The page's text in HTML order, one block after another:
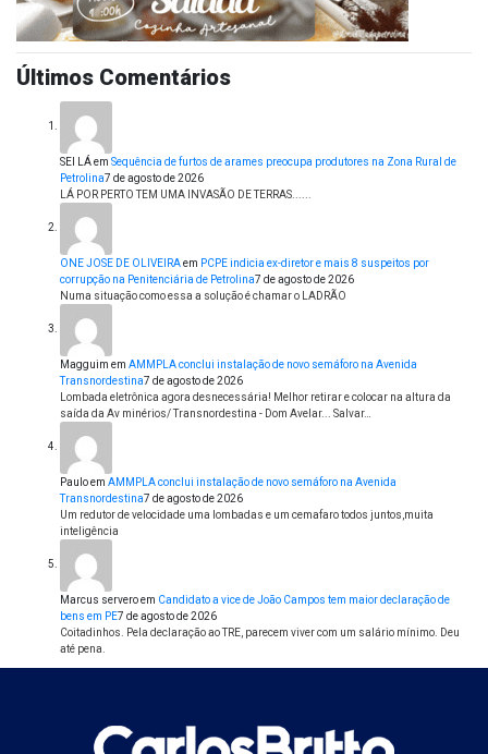
Últimos Comentários
SEI LÁem Sequência de furtos de arames preocupa produtores na Zona Rural de
Petrolina7 de agosto de 2026
LÁ POR PERTO TEM UMA INVASÃO DE TERRAS......
ONE JOSE DE OLIVEIRAem PCPE indicia ex-diretor e mais 8 suspeitos por
corrupção na Penitenciária de Petrolina7 de agosto de 2026
Numa situação como essa a solução é chamar o LADRÃO
Magguim em AMMPLA conclui instalação de novo semáforo na Avenida
Transnordestina7 de agosto de 2026
Lombada eletrônica agora desnecessária! Melhor retirar e colocar na altura da
saída da Av minérios/ Transnordestina - Dom Avelar... Salvar…
Pauloem AMMPLA conclui instalação de novo semáforo na Avenida
Transnordestina7 de agosto de 2026
Um redutor de velocidade uma lombadas e um cemafaro todos juntos,muita
inteligência
Marcus serveroem Candidato a vice de João Campos tem maior declaração de
bens em PE7 de agosto de 2026
Coitadinhos. Pela declaração ao TRE, parecem viver com um salário mínimo. Deu
até pena.